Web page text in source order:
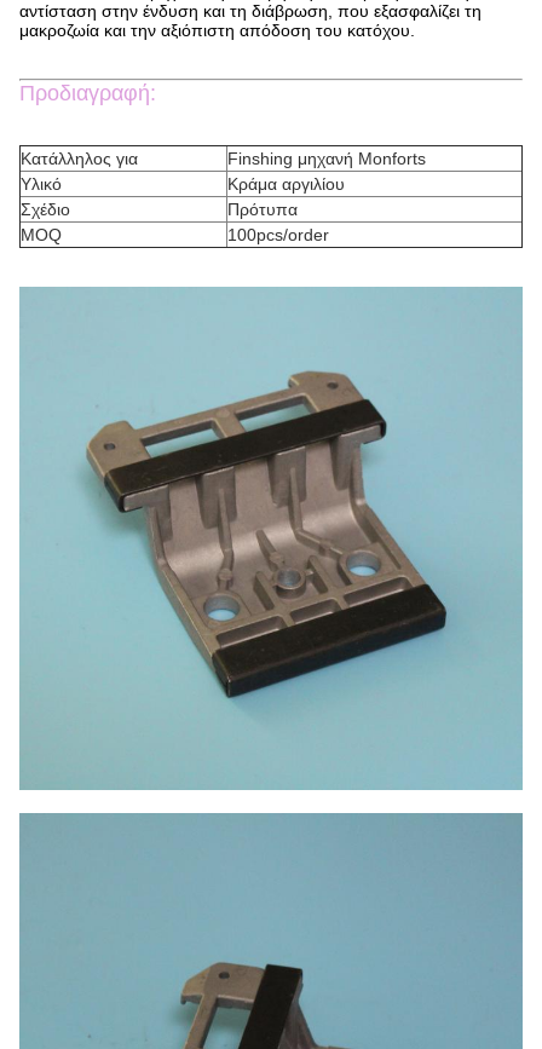
αντίσταση στην ένδυση και τη διάβρωση, που εξασφαλίζει τη
μακροζωία και την αξιόπιστη απόδοση του κατόχου.
Προδιαγραφή:
Κατάλληλος για
Finshing μηχανή Monforts
Υλικό
Κράμα αργιλίου
Σχέδιο
Πρότυπα
MOQ
100pcs/order